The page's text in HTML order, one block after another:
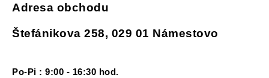
Adresa obchodu
Štefánikova 258, 029 01 Námestovo
Po-Pi : 9:00 - 16:30 hod.